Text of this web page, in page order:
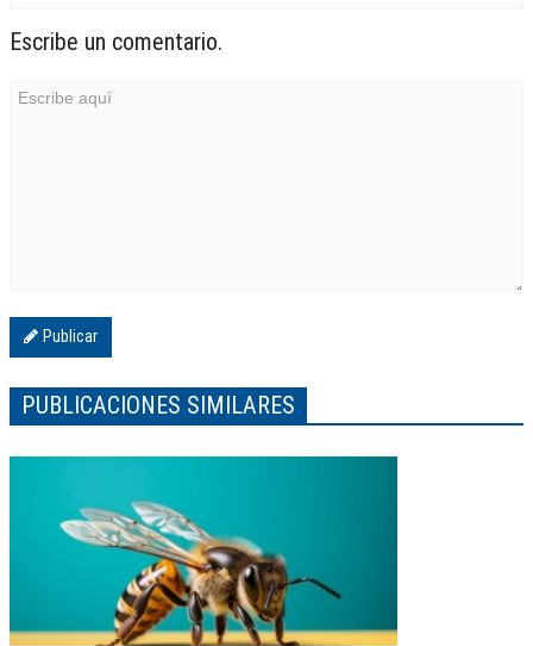
Escribe un comentario.
Publicar
PUBLICACIONES SIMILARES